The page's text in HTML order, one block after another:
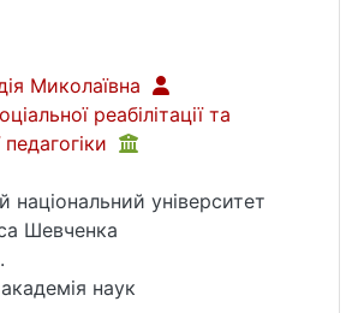
Миколаївна
реабілітації та
національний університет
Шевченка
наук